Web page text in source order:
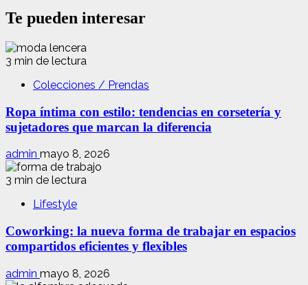
Te pueden interesar
3 min de lectura
Colecciones / Prendas
Ropa íntima con estilo: tendencias en corsetería y
sujetadores que marcan la diferencia
admin mayo 8, 2026
3 min de lectura
Lifestyle
Coworking: la nueva forma de trabajar en espacios
compartidos eficientes y flexibles
admin mayo 8, 2026